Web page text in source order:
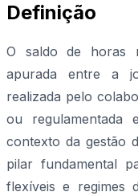
Definição
O saldo de horas
apurada entre a
realizada pelo
ou regulamentada
contexto da gestão
pilar fundamental
flexíveis e regimes